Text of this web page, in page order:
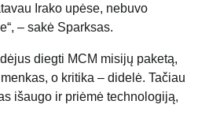
Irako upėse, nebuvo
– sakė Sparksas.
diegti MCM misijų paketą,
o kritika – didelė. Tačiau
išaugo ir priėmė technologiją,